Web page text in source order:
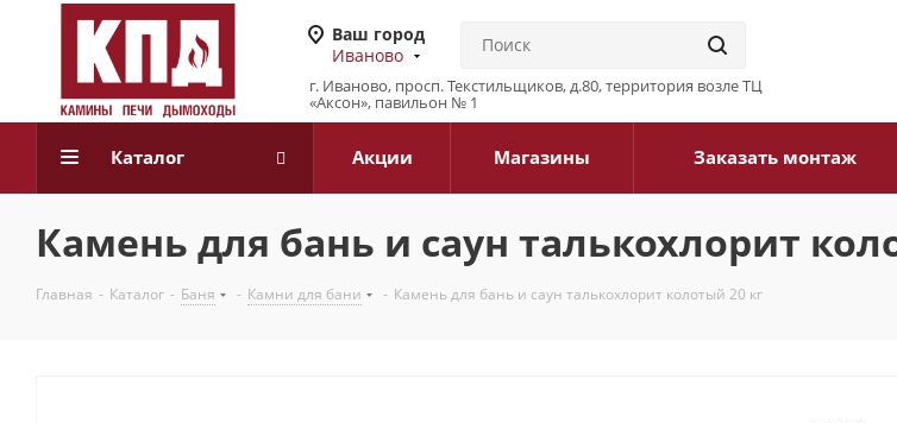
Ваш город
Иваново
г. Иваново, просп. Текстильщиков, д.80, территория возле ТЦ
«Аксон», павильон № 1
Каталог Акции Магазины Заказать монтаж
Камень для бань и саун талькохлорит
Главная - Каталог - Баня - Камни для бани - Камень для бань и саун талькохлорит колотый 20 кг